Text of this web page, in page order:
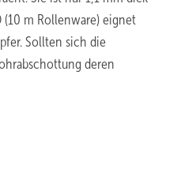
m Rollenware) eignet
Sollten sich die
deren